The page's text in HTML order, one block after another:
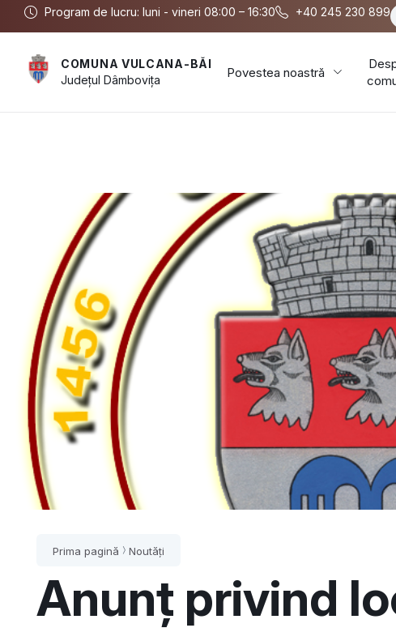
Program de lucru: luni - vineri 08:00 – 16:30 +40 245 230 899
COMUNA VULCANA-BĂI
JudețulDâmbovița Povestea noastră
Prima pagină Noutăți
Anunț privind